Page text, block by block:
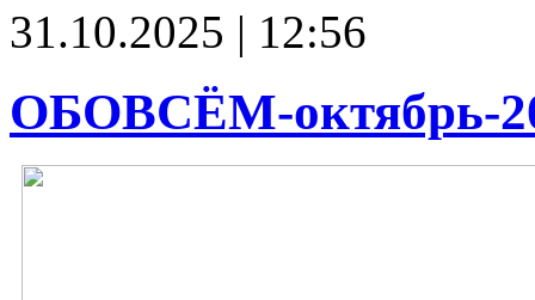
31.10.2025 | 12:56
ОБОВСЁМ-октябрь-